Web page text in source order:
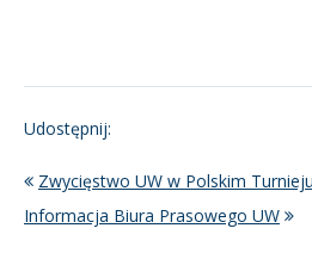
Udostępnij:
Zwycięstwo UW w Polskim
Informacja Biura Prasowego UW